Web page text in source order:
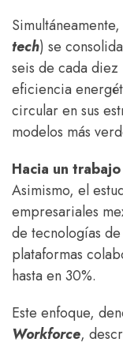
tech) se
seis de cada
eficiencia
circular en sus
modelos más
Hacia un
Asimismo, el
empresariales
de tecnologías
plataformas
hasta en 30%.
Este enfoque,
Workforce,